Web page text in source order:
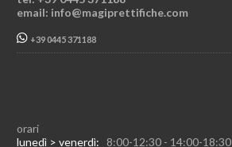
email: info@magiprettifiche.com
+39 0445 371188
orari
lunedì > venerdì: 8:00-12:30 - 14:00-18:30